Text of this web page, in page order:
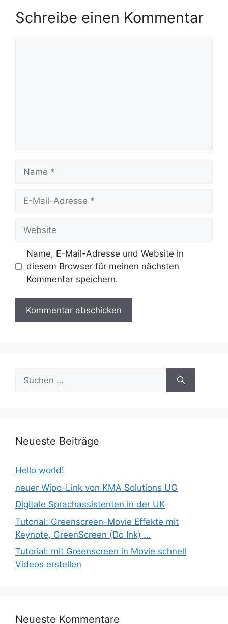
Schreibe einen Kommentar
Mail-
Name, E-Mail-Adresse und Website in
diesem Browser für meinen nächsten
Kommentar speichern.
Suchen
nach:
Neueste Beiträge
Hello world!
neuer Wipo-Link von KMA Solutions UG
Digitale Sprachassistenten in der UK
Tutorial: Greenscreen-Movie Effekte mit
Keynote, GreenScreen (Do Ink) …
Tutorial: mit Greenscreen in Movie schnell
Videos erstellen
Neueste Kommentare